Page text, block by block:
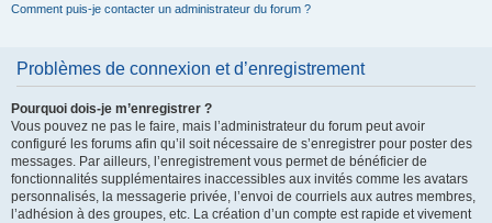
Comment puis-je contacter un administrateur du forum ?
Problèmes de connexion et d’enregistrement
Pourquoi dois-je m’enregistrer ?
Vous pouvez ne pas le faire, mais l’administrateur du forum peut avoir
configuré les forums afin qu’il soit nécessaire de s’enregistrer pour poster des
messages. Par ailleurs, l’enregistrement vous permet de bénéficier de
fonctionnalités supplémentaires inaccessibles aux invités comme les avatars
personnalisés, la messagerie privée, l’envoi de courriels aux autres membres,
l’adhésion à des groupes, etc. La création d’un compte est rapide et vivement